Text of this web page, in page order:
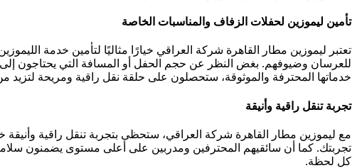
تأمين ليموزين لحفلات الزفاف والمناسبات الخاصة
تعتبر ليموزين مطار القاهرة شركة العراقي خيارًا مثاليًا لتأمين خدمة
للعرسان وضيوفهم. بغض النظر عن حجم الحفل أو المسافة التي يحتاجون إلى
خدماتها المحترفة والموثوقة، ستحصلون على حلقة نقل راقية ومريحة لتزيد
تجربة تنقل راقية وأنيقة
مع ليموزين مطار القاهرة شركة العراقي، ستحظى بتجربة تنقل راقية
تجربتك. كما أن سائقيهم المحترفين ومدربين على أعلى مستوى يضمنون
كل لحظة.